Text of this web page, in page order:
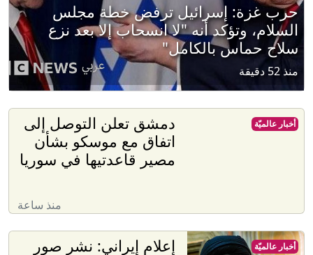
حرب غزة: إسرائيل ترفض خطة مجلس
السلام، وتؤكد أنه "لا انسحاب إلا بعد نزع
سلاح حماس بالكامل"
منذ 52 دقيقة
دمشق تعلن التوصل إلى
اتفاق مع موسكو بشأن
مصير قاعدتيها في سوريا
منذ ساعة
أخبار عالميّة
إعلام إيراني: نشر صور
أخبار عالميّة